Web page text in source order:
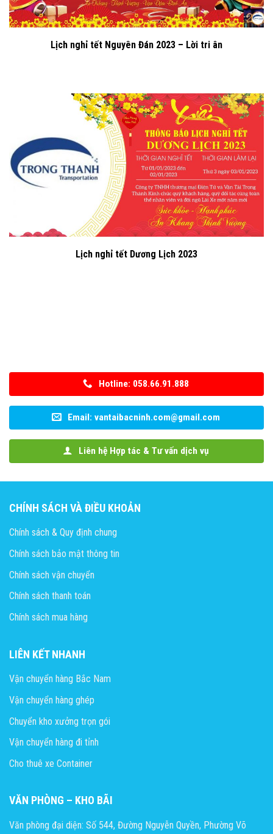
Lịch nghỉ tết Nguyên Đán 2023 – Lời tri ân
Lịch nghỉ tết Dương Lịch 2023
Hotline: 058.66.91.888
Email: vantaibacninh.com@gmail.com
Liên hệ Hợp tác & Tư vấn dịch vụ
CHÍNH SÁCH VÀ ĐIỀU KHOẢN
Chính sách & Quy định chung
Chính sách bảo mật thông tin
Chính sách vận chuyển
Chính sách thanh toán
Chính sách mua hàng
LIÊN KẾT NHANH
Vận chuyển hàng Bắc Nam
Vận chuyển hàng ghép
Chuyển kho xưởng trọn gói
Vận chuyển hàng đi tỉnh
Cho thuê xe Container
VĂN PHÒNG – KHO BÃI
Văn phòng đại diện: Số 544, Đường Nguyễn Quyền, Phường Võ